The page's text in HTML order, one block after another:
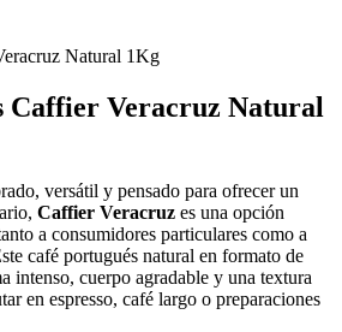
Natural 1Kg
Caffier Veracruz Natural
versátil y pensado para ofrecer un
Caffier Veracruz es una opción
a consumidores particulares como a
café portugués natural en formato de
intenso, cuerpo agradable y una textura
en espresso, café largo o preparaciones